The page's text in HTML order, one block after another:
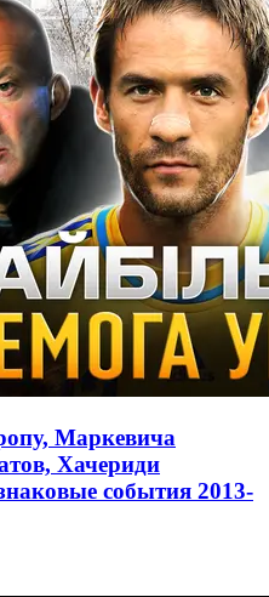
Маркевича
Хачериди
события 2013-